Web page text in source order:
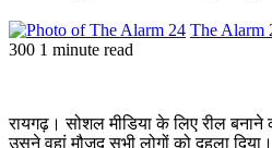
The Alarm
300 1 minute read
रायगढ़। सोशल मीडिया के लिए रील
उसने वहां मौजूद सभी लोगों को दहला दिया।